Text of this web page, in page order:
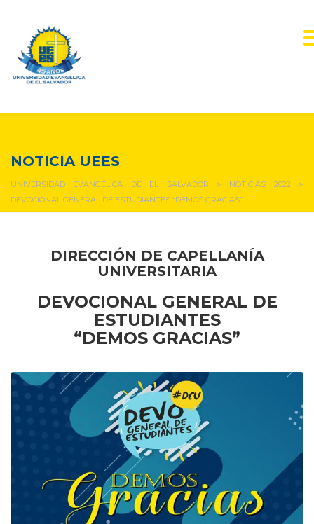
NOTICIA UEES
UNIVERSIDAD EVANGÉLICA DE EL SALVADOR > NOTICIAS 2022>
DEVOCIONAL GENERAL DE ESTUDIANTES “DEMOS GRACIAS”
DIRECCIÓN DE CAPELLANÍA
UNIVERSITARIA
DEVOCIONAL GENERAL DE
ESTUDIANTES
“DEMOS GRACIAS”